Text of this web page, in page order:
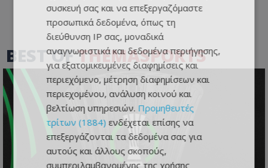
BEST OFTHEMASPORTS
συσκευή σας και να επεξεργαζόμαστε
προσωπικά δεδομένα, όπως τη
διεύθυνση IP σας, μοναδικά
αναγνωριστικά και δεδομένα περιήγησης,
για εξατομικευμένες διαφημίσεις και
περιεχόμενο, μέτρηση διαφημίσεων και
περιεχομένου, ανάλυση κοινού και
βελτίωση υπηρεσιών. Προμηθευτές
τρίτων (1884) ενδέχεται επίσης να
επεξεργάζονται τα δεδομένα σας για
αυτούς και άλλους σκοπούς,
συμπεριλαμβανομένης της χρήσης